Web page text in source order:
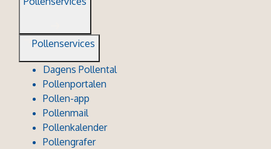
Pollenservices
Dagens Pollental
Pollenportalen
Pollen-app
Pollenmail
Pollenkalender
Pollengrafer